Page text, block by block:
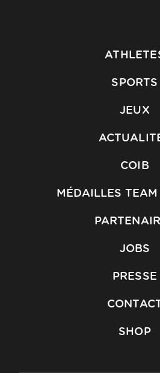
SPORTS
JEUX
COIB
MÉDAILLES TEAM
JOBS
PRESSE
SHOP